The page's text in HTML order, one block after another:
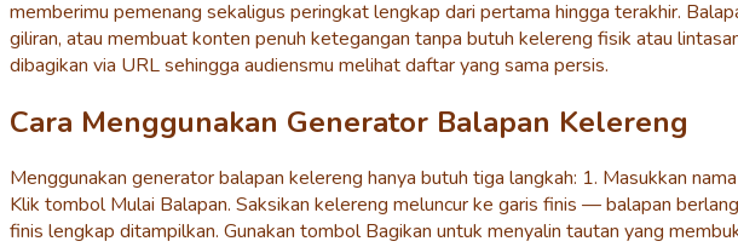
memberimu pemenang sekaligus peringkat lengkap dari pertama hingga terakhir.
giliran, atau membuat konten penuh ketegangan tanpa butuh kelereng fisik atau
dibagikan via URL sehingga audiensmu melihat daftar yang sama persis.
Cara Menggunakan Generator Balapan Kelereng
Menggunakan generator balapan kelereng hanya butuh tiga langkah: 1. Masukkan
Klik tombol Mulai Balapan. Saksikan kelereng meluncur ke garis finis — balapan
finis lengkap ditampilkan. Gunakan tombol Bagikan untuk menyalin tautan yang